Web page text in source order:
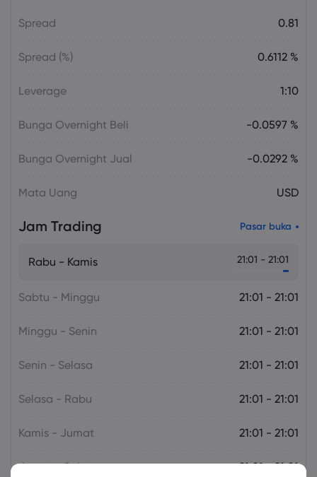
US-EU Relations: Russia Sanctions Unite
Spread 0.81
Spread (%) 0.6112 %
Leverage 1:10
Bunga Overnight Beli -0.0597 %
Bunga Overnight Jual -0.0292 %
Mata Uang USD
Jam Trading Pasar buka
Rabu - Kamis 21:01 - 21:01
Sabtu - Minggu 21:01 - 21:01
Minggu - Senin 21:01 - 21:01
Senin - Selasa 21:01 - 21:01
Selasa - Rabu 21:01 - 21:01
Kamis - Jumat 21:01 - 21:01
Jumat - Sabtu 21:01 - 21:01